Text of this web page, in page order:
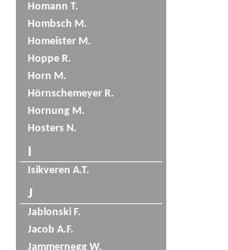
Homann T.
Hombsch M.
Homeister M.
Hoppe R.
Horn M.
Hörnschemeyer R.
Hornung M.
Hosters N.
I
Isikveren A.T.
J
Jablonski F.
Jacob A.F.
Jammernegg W.